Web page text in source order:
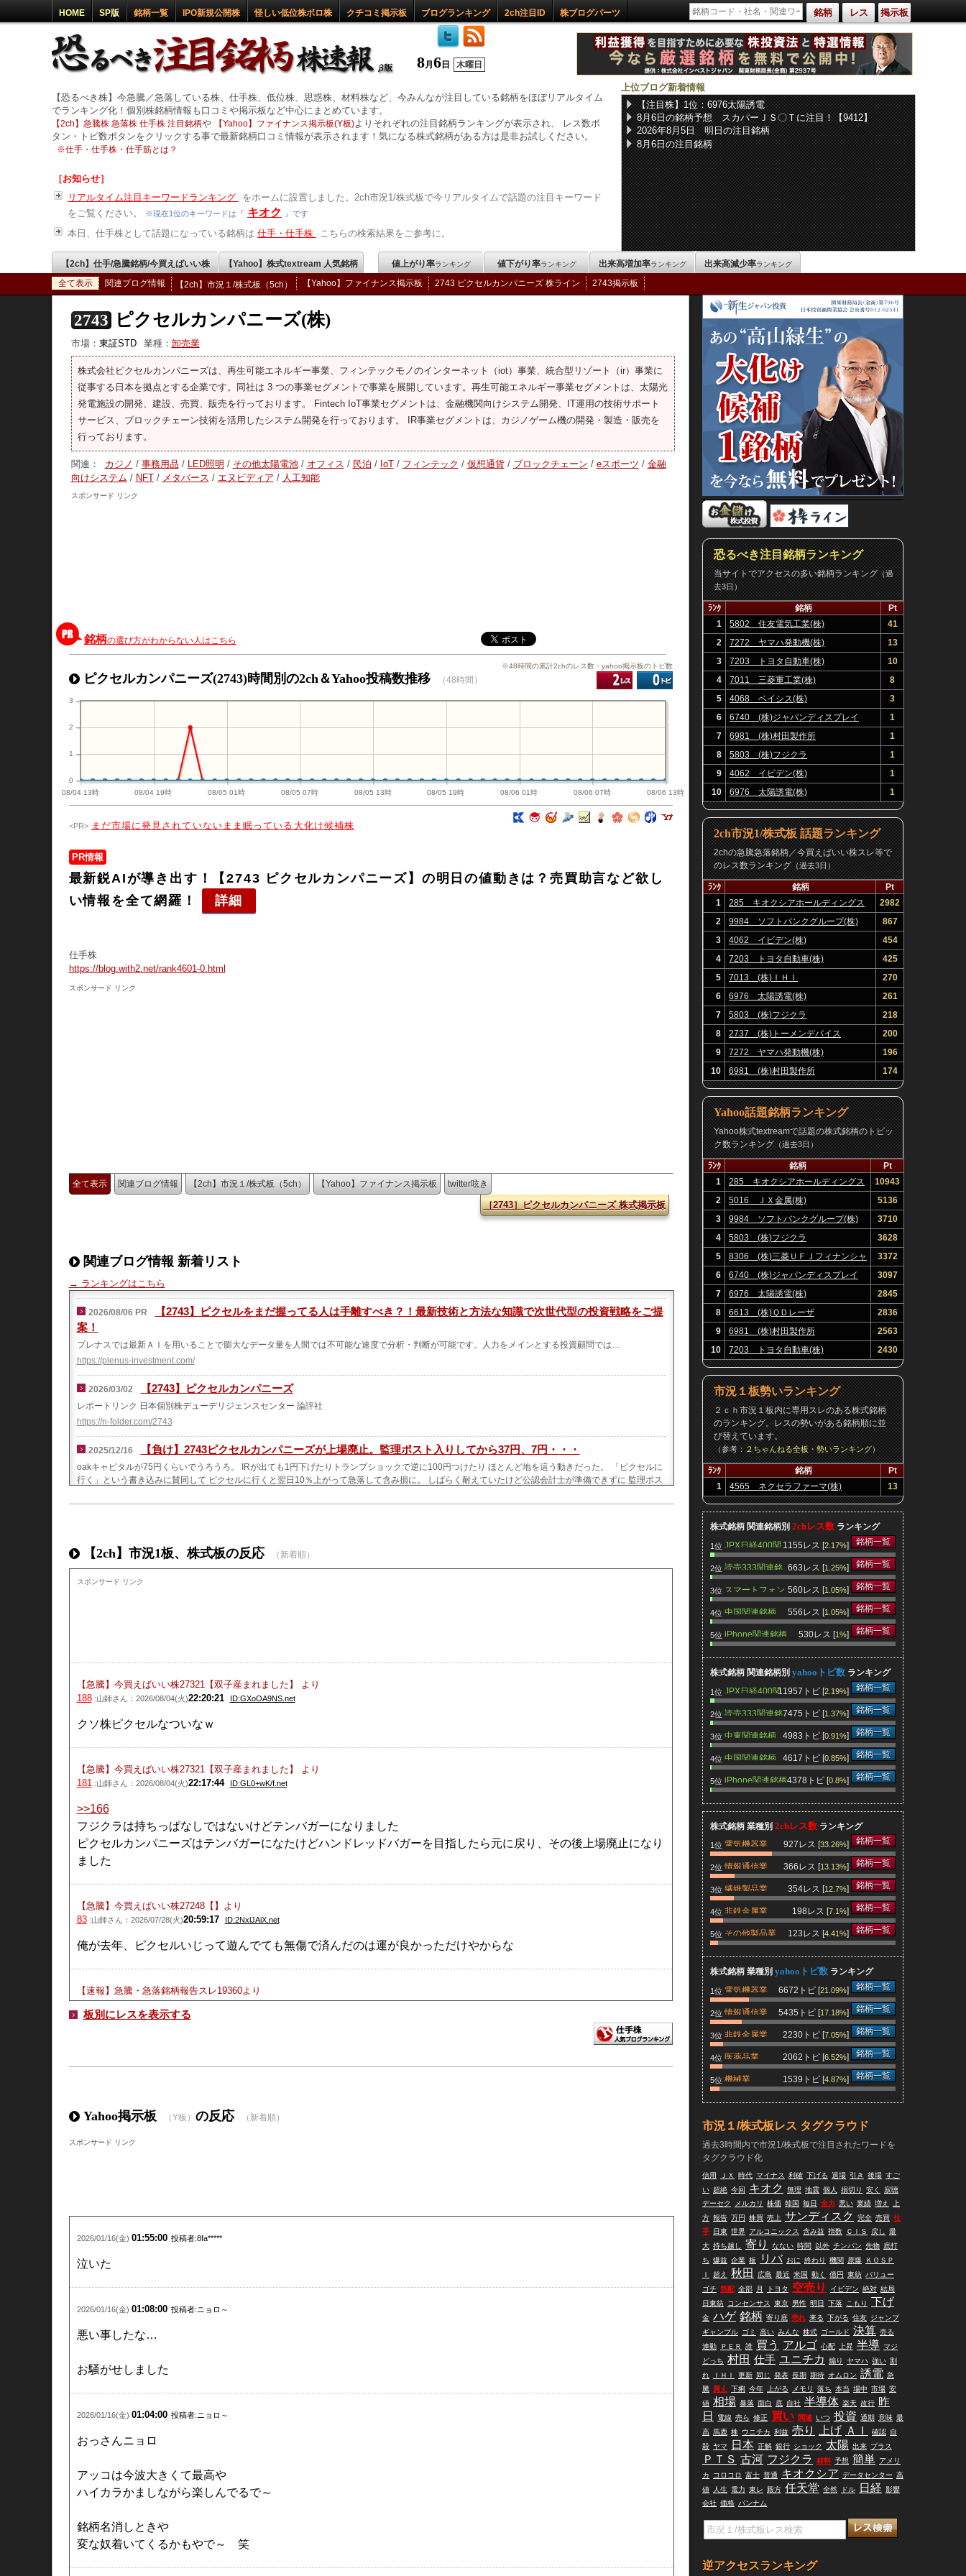
HOME SP版 銘柄一覧 IPO新規公開株 怪しい低位株ボロ株 クチコミ掲示板 ブログランキング 2ch注目ID 株ブログパーツ 銘柄 レス 掲示板
8月 6 日 木曜日
【恐るべき株】今急騰／急落している株、仕手株、低位株、思惑株、材料株など、今みんなが注目している銘柄をほぼリアルタイム
でランキング化！個別株銘柄情報も口コミや掲示板など中心にまとめています。
【2ch】急騰株 急落株 仕手株 注目銘柄や 【Yahoo】ファイナンス掲示板(Y板)よりそれぞれの注目銘柄ランキングが表示され、 レス数ボ
タン・トピ数ボタンをクリックする事で最新銘柄口コミ情報が表示されます！気になる株式銘柄がある方は是非お試しください。
※仕手・仕手株・仕手筋とは？
［お知らせ］
リアルタイム注目キーワードランキング
をホームに設置しました。2ch市況1/株式板で今リアルタイムで話題の注目キーワード
をご覧ください。
※現在1位のキーワードは『 キオク 』です
本日、仕手株として話題になっている銘柄は 仕手・仕手株 こちらの検索結果をご参考に。
上位ブログ新着情報
【注目株】1位：6976太陽誘電
8月6日の銘柄予想 スカパーＪＳ〇Ｔに注目！【9412】
2026年8月5日 明日の注目銘柄
8月6日の注目銘柄
【2ch】仕手/急騰銘柄/今買えばいい株 【Yahoo】株式textream 人気銘柄 値上がり率ランキング 値下がり率ランキング 出来高増加率ランキング 出来高減少率ランキング
全て表示 関連ブログ情報 【2ch】市況１/株式板（5ch） 【Yahoo】ファイナンス掲示板 2743 ピクセルカンパニーズ 株ライン 2743掲示板
2743 ピクセルカンパニーズ(株)
市場： 東証STD 業種： 卸売業
株式会社ピクセルカンパニーズは、再生可能エネルギー事業、フィンテックモノのインターネット（iot）事業、統合型リゾート（ir）事業に
従事する日本を拠点とする企業です。同社は 3 つの事業セグメントで事業を展開しています。再生可能エネルギー事業セグメントは、太陽光
発電施設の開発、建設、売買、販売を行っております。 Fintech IoT事業セグメントは、金融機関向けシステム開発、IT運用の技術サポート
サービス、ブロックチェーン技術を活用したシステム開発を行っております。 IR事業セグメントは、カジノゲーム機の開発・製造・販売を
行っております。
関連： カジノ / 事務用品 / LED照明 / その他太陽電池 / オフィス / 民泊 / IoT / フィンテック / 仮想通貨 / ブロックチェーン / eスポーツ / 金融
向けシステム / NFT / メタバース / エヌビディア / 人工知能
スポンサード リンク
銘柄の選び方がわからない人はこちら
ピクセルカンパニーズ(2743)時間別の2ch＆Yahoo投稿数推移 （48時間）
※48時間の累計2chのレス数・yahoo掲示板のトピ数
08/04 13時 08/04 19時 08/05 01時 08/05 07時 08/05 13時 08/05 19時 08/06 01時 08/06 07時 08/06 13時
0
1
2
3
まだ市場に発見されていないまま眠っている大化け候補株
PR情報
最新鋭AIが導き出す！【2743 ピクセルカンパニーズ】の明日の値動きは？売買助言など欲し
い情報を全て網羅！
詳細
仕手株
https://blog.with2.net/rank4601-0.html
スポンサード リンク
全て表示 関連ブログ情報 【2ch】市況１/株式板（5ch） 【Yahoo】ファイナンス掲示板 twitter呟き
［2743］ピクセルカンパニーズ 株式掲示板
関連ブログ情報 新着リスト
→ ランキングはこちら
2026/08/06 PR
【2743】ピクセルをまだ握ってる人は手離すべき？！最新技術と方法な知識で次世代型の投資戦略をご提
案！
プレナスでは最新ＡＩを用いることで膨大なデータ量を人間では不可能な速度で分析・判断が可能です。人力をメインとする投資顧問では…
https://plenus-investment.com/
2026/03/02 【2743】ピクセルカンパニーズ
レポートリンク 日本個別株デューデリジェンスセンター 論評社
https://n-folder.com/2743
2025/12/16 【負け】2743ピクセルカンパニーズが上場廃止。監理ポスト入りしてから37円、7円・・・
oakキャピタルが75円くらいでうろうろ。 IRが出ても1円下げたりトランプショックで逆に100円つけたり ほとんど地を這う動きだった。 「ピクセルに
行く」という書き込みに賛同して ピクセルに行くと翌日10％上がって急落して含み損に。 しばらく耐えていたけど公認会計士が準備できずに 監理ポス
このところ株価が暴落しているピクセルカンパニーズ(2743)。ここまでの暴落に至った経緯を、日足チャートと、ニュース、ブログ、掲示板での反応と
共に振り返ってみます。2025/12/05(金曜日)前日比：-12.9% 大幅ダウン2025/12/08(月曜日)前日比：+14.8% 大幅アップ！2025/12
https://rizumunet.blog.jp/archives/1085213961.html
【2ch】市況1板、株式板の反応 （新着順）
スポンサード リンク
【急騰】今買えばいい株27321【双子産まれました】 より
188:山師さん：2026/08/04(火)22:20:21 ID:GXoOA9NS.net
クソ株ピクセルなついなｗ
【急騰】今買えばいい株27321【双子産まれました】 より
181 :山師さん：2026/08/04(火)22:17:44 ID:GL0+wK/f.net
>>166
フジクラは持ちっぱなしではないけどテンバガーになりました
ピクセルカンパニーズはテンバガーになたけどハンドレッドバガーを目指したら元に戻り、その後上場廃止になり
ました
【急騰】今買えばいい株27248【】 より
83:山師さん：2026/07/28(火)20:59:17 ID:2NxlJAiX.net
俺が去年、ピクセルいじって遊んでても無傷で済んだのは運が良かっただけやからな
【速報】急騰・急落銘柄報告スレ19360より
868
14:25:27
韓国の女グループが昔流行ったマカレナのリズムでなんか歌うやつ、マジで不快すぎてモニター叩き割りたくなる
(´・ω・｀)
板別にレスを表示する
Yahoo掲示板 （Y板） の反応 （新着順）
スポンサード リンク
2026/01/16(金) 01:55:00 投稿者:8fa*****
泣いた
2026/01/16(金) 01:08:00 投稿者:ニョロ～
悪い事したな…
お騒がせしました
2026/01/16(金) 01:04:00 投稿者:ニョロ～
おっさんニョロ
アッコは今波大きくて最高や
ハイカラかましながら楽しんでるで～
銘柄名消しときや
変な奴着いてくるかもやで～ 笑
恐るべき注目銘柄ランキング
当サイトでアクセスの多い銘柄ランキング（過
去3日）
ﾗﾝｸ 銘柄
Pt
1
5802 住友電気工業(株)
41
2
7272 ヤマハ発動機(株)
13
3
7203 トヨタ自動車(株)
10
4
7011 三菱重工業(株)
8
5
4068 ベイシス(株)
3
6
6740 (株)ジャパンディスプレイ
1
7
6981 (株)村田製作所
1
8
5803 (株)フジクラ
1
9
4062 イビデン(株)
1
10
6976 太陽誘電(株) 1
2ch市況1/株式板 話題ランキング
2chの急騰急落銘柄／今買えばいい株スレ等で
のレス数ランキング（過去3日）
ﾗﾝｸ 銘柄
Pt
1
285 キオクシアホールディングス
(株)
2982
2
9984 ソフトバンクグループ(株)
867
3
4062 イビデン(株)
454
4
7203 トヨタ自動車(株)
425
5
7013 (株)ＩＨＩ
270
6
6976 太陽誘電(株)
261
7
5803 (株)フジクラ
218
8
2737 (株)トーメンデバイス
200
9
7272 ヤマハ発動機(株)
196
10
6981 (株)村田製作所 174
Yahoo話題銘柄ランキング
Yahoo株式textreamで話題の株式銘柄のトピッ
ク数ランキング（過去3日）
ﾗﾝｸ 銘柄
Pt
1
285 キオクシアホールディングス
(株)
10943
2
5016 ＪＸ金属(株)
5136
3
9984 ソフトバンクグループ(株)
3710
4
5803 (株)フジクラ
3628
5
8306 (株)三菱ＵＦＪフィナンシャ
ル・グループ
3372
6
6740 (株)ジャパンディスプレイ
3097
7
6976 太陽誘電(株)
2845
8
6613 (株)ＱＤレーザ
2836
9
6981 (株)村田製作所
2563
10
7203 トヨタ自動車(株) 2430
市況１板勢いランキング
２ｃｈ市況１板内に専用スレのある株式銘柄
のランキング。レスの勢いがある銘柄順に並
び替えています。
（参考：２ちゃんねる全板・勢いランキング）
ﾗﾝｸ 銘柄
Pt
1
4565 ネクセラファーマ(株) 13
株式銘柄 関連銘柄別 2chレス数 ランキング
1位 JPX日経400関
連銘柄
1155レス [2.17%] 銘柄一覧
2位 読売333関連銘
柄
663レス [1.25%] 銘柄一覧
3位 スマートフォン
関連銘柄
560レス [1.05%] 銘柄一覧
4位 中国関連銘柄 556レス [1.05%] 銘柄一覧
5位 iPhone関連銘柄 530レス [1%] 銘柄一覧
株式銘柄 関連銘柄別 yahooトピ数 ランキング
1位 JPX日経400関
連銘柄
11957トピ [2.19%] 銘柄一覧
2位 読売333関連銘
柄
7475トピ [1.37%] 銘柄一覧
3位 中東関連銘柄 4983トピ [0.91%] 銘柄一覧
4位 中国関連銘柄 4617トピ [0.85%] 銘柄一覧
5位 iPhone関連銘柄4378トピ [0.8%] 銘柄一覧
株式銘柄 業種別 2chレス数 ランキング
1位 電気機器業 927レス [33.26%] 銘柄一覧
2位 情報通信業 366レス [13.13%] 銘柄一覧
3位 繊維製品業 354レス [12.7%] 銘柄一覧
4位 非鉄金属業 198レス [7.1%] 銘柄一覧
5位 その他製品業 123レス [4.41%] 銘柄一覧
株式銘柄 業種別 yahooトピ数 ランキング
1位 電気機器業 6672トピ [21.09%] 銘柄一覧
2位 情報通信業 5435トピ [17.18%] 銘柄一覧
3位 非鉄金属業 2230トピ [7.05%] 銘柄一覧
4位 医薬品業 2062トピ [6.52%] 銘柄一覧
5位 機械業 1539トピ [4.87%] 銘柄一覧
市況１/株式板レス タグクラウド
過去3時間内で市況1/株式板で注目されたワードを
タグクラウド化
信用 ＪＸ 時代 マイナス 利確 下げる 退場 引き 後場 すご
い 超絶 今回 キオク 無理 地震 個人 損切り 安く
寂聴
デーセク
メルカリ 株価 韓国 毎日 全力 悪い 業績 増え
上
方 報告 万円 株買 売上 サンディスク 完全 売買 仕
手 日東 世界 アルコニックス 含み益 指数 ＣＩＳ 戻し
最
大 持ち越し 寄り なない 時間 以外 チンパン 先物 底打
ち 爆益 企業 板 リバ おに 終わり 機関 原爆
ＫＯＳＰ
Ｉ
超え 秋田 広島 最近 米国 動く 億円 東紡 バリュー
ゴチ 気配 全部 月 トヨタ 空売り イビデン 絶対 結局
日東紡 コンセンサス 東京 男性 明日 下落 こもり 下げ
金 ハゲ 銘柄 寄り底 売れ 来る 下がる 住友 ジャンプ
ギャンブル ゴミ 高い みんな 株式 ゴールド 決算 売る
連動
ＰＥＲ 誰 買う アルゴ 心配 上昇 半導 マジ
どっち 村田 仕手 ユニチカ 煽り ヤマハ 強い 割
れ
ＩＨＩ 更新 同じ 発表 長期 期待 オムロン 誘電 急
騰 買え 下痢 今年 上がる メモリ 落ち 本当 場中 市場 安
値 相場 暴落 面白 底 自社 半導体 楽天 改行 昨
日
電線 売ら 修正 買い 関連 いつ 投資 通期 意味 最
高 馬鹿 株 ウニチカ 利益 売り 上げ ＡＩ 確認 自
殺 ヤマ 日本 正解 銀行 ショック 太陽 出来 プラス
ＰＴＳ 古河 フジクラ 材料 予想 簡単 アメリ
カ
コロコロ 富士 普通 キオクシア データセンター 高
値
人生 電力 東レ 殿方 任天堂 全然 ドル 日経 影響
会社 価格 バンナム
逆アクセスランキング